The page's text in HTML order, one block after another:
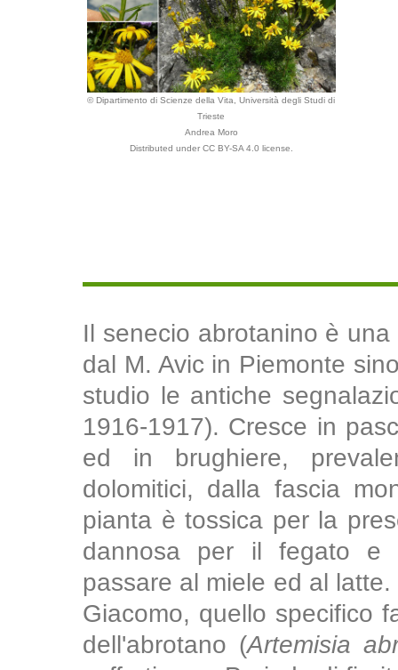
© Dipartimento di Scienze della Vita, Università degli Studi di
Trieste
Andrea Moro
Distributed under CC BY-SA 4.0 license.
Il senecio abrotanino è
dal M. Avic in Piemonte
studio le antiche
1916-1917). Cresce in
ed in brughiere,
dolomitici, dalla fascia
pianta è tossica per la
dannosa per il fegato e
passare al miele ed al
Giacomo, quello specifico
dell'abrotano (Artemisia